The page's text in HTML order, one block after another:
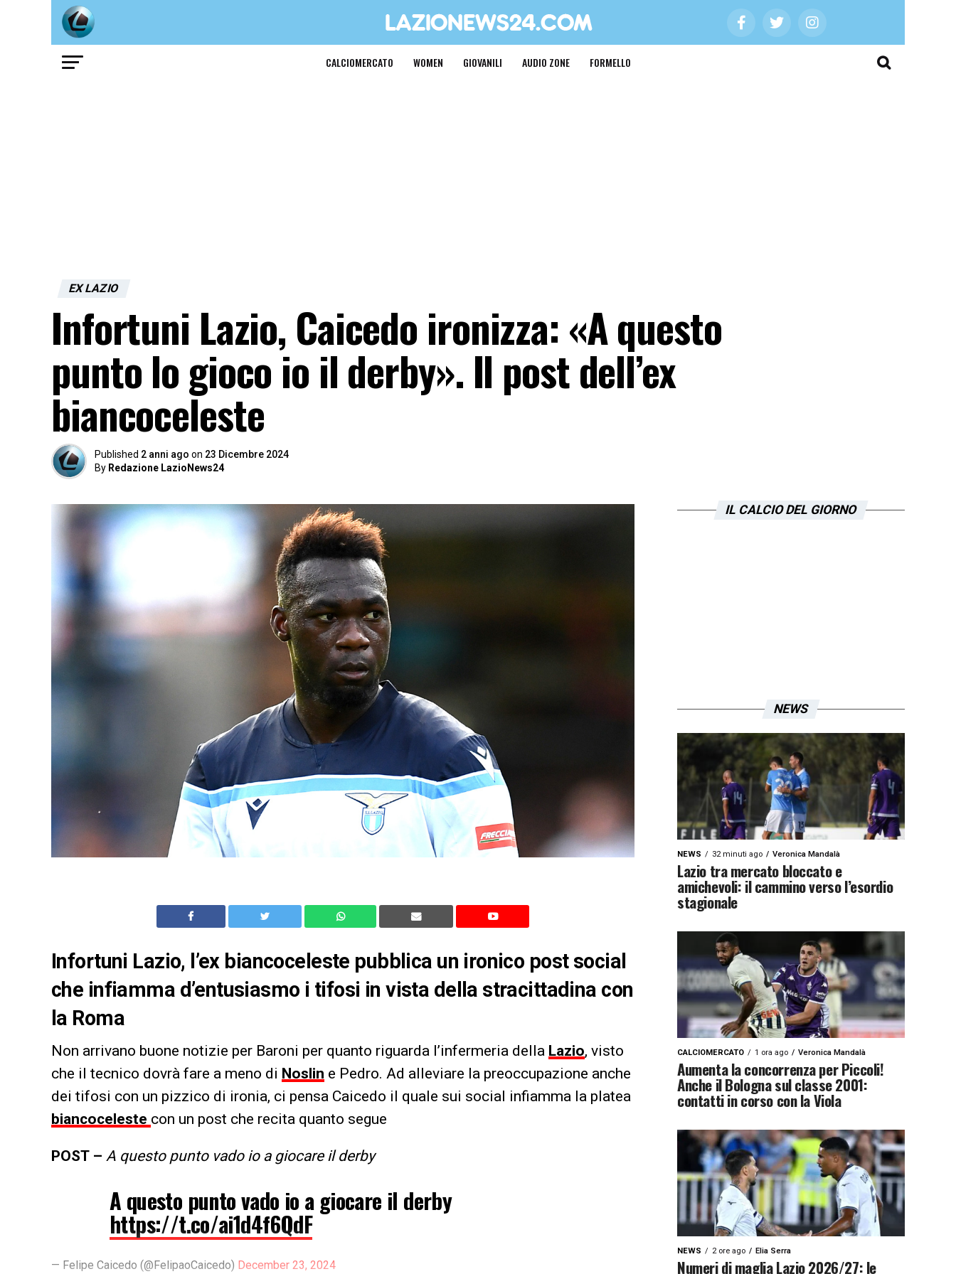
CALCIOMERCATO WOMEN GIOVANILI AUDIO ZONE FORMELLO
EX LAZIO
Infortuni Lazio, Caicedo ironizza: «A questo
punto lo gioco io il derby». Il post dell’ex
biancoceleste
Published 2 anni ago on 23 Dicembre 2024
By Redazione LazioNews24
Infortuni Lazio, l’ex biancoceleste pubblica un ironico post social
che infiamma d’entusiasmo i tifosi in vista della stracittadina con
la Roma
Non arrivano buone notizie per Baroni per quanto riguarda l’infermeria della Lazio, visto
che il tecnico dovrà fare a meno di Noslin e Pedro. Ad alleviare la preoccupazione anche
dei tifosi con un pizzico di ironia, ci pensa Caicedo il quale sui social infiamma la platea
biancoceleste con un post che recita quanto segue
POST – A questo punto vado io a giocare il derby
A questo punto vado io a giocare il derby
https://t.co/ai1d4f6QdF
— Felipe Caicedo (@FelipaoCaicedo) December 23, 2024
IL CALCIO DEL GIORNO
NEWS
NEWS 32 minuti ago Veronica Mandalà
Lazio tra mercato bloccato e
amichevoli: il cammino verso l’esordio
stagionale
CALCIOMERCATO 1 ora ago Veronica Mandalà
Aumenta la concorrenza per Piccoli!
Anche il Bologna sul classe 2001:
contatti in corso con la Viola
NEWS 2 ore ago Elia Serra
Numeri di maglia Lazio 2026/27: le